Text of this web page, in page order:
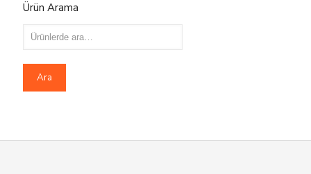
Ürün Arama
Ara